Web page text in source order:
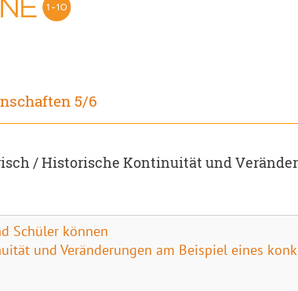
5/6
/ Historische Kontinuität und
Schüler können
und Veränderungen am Beispiel eines